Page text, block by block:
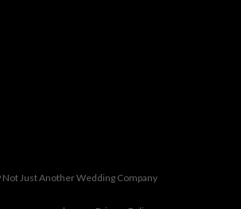
Just Another Wedding Company